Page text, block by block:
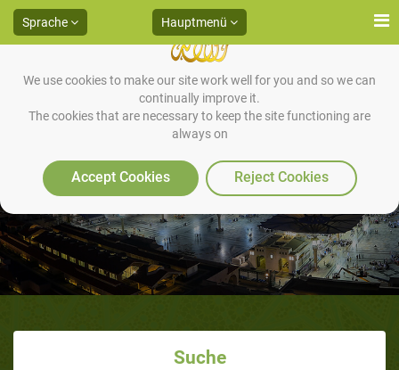
We use cookies to make our site work well for you and so we can
continually improve it.
The cookies that are necessary to keep the site functioning are
always on
Accept Cookies Reject Cookies
Sprache Hauptmenü
Sura al-Infitar (Das Zerbrechen)
Suche